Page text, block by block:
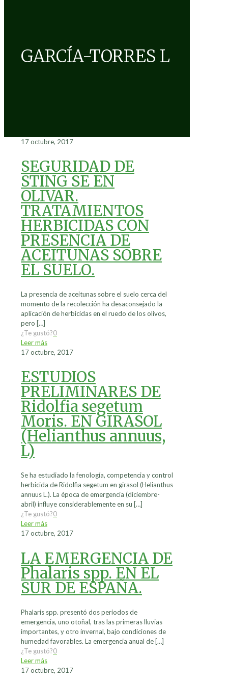
GARCÍA-TORRES L
17 octubre, 2017
SEGURIDAD DE
STING SE EN
OLIVAR.
TRATAMIENTOS
HERBICIDAS CON
PRESENCIA DE
ACEITUNAS SOBRE
EL SUELO.
La presencia de aceitunas sobre el suelo cerca del
momento de la recolección ha desaconsejado la
aplicación de herbicidas en el ruedo de los olivos,
pero […]
¿Te gustó?0
Leer más
17 octubre, 2017
ESTUDIOS
PRELIMINARES DE
Ridolfia segetum
Moris. EN GIRASOL
(Helianthus annuus,
L)
Se ha estudiado la fenología, competencia y control
herbicida de Ridolfia segetum en girasol (Helianthus
annuus L.). La época de emergencia (diciembre-
abril) influye considerablemente en su […]
¿Te gustó?0
Leer más
17 octubre, 2017
LA EMERGENCIA DE
Phalaris spp. EN EL
SUR DE ESPAÑA.
Phalaris spp. presentó dos periodos de
emergencia, uno otoñal, tras las primeras lluvias
importantes, y otro invernal, bajo condiciones de
humedad favorables. La emergencia anual de[…]
¿Te gustó?0
Leer más
17 octubre, 2017